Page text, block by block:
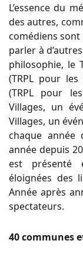
L’essence du
des autres,
comédiens
parler à
philosophie, le
(TRPL pour
(TRPL pour
Villages, un
Villages, un
chaque année
année depuis
est présenté
éloignées des
Année après
spectateurs.
40 communes